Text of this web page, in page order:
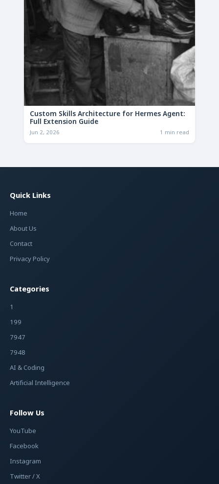
Custom Skills Architecture for Hermes Agent:
Full Extension Guide
Jun 2, 2026 1 min read
Quick Links
Home
About Us
Contact
Privacy Policy
Categories
1
199
7947
7948
AI & Coding
Artificial Intelligence
Follow Us
YouTube
Facebook
Instagram
Twitter / X